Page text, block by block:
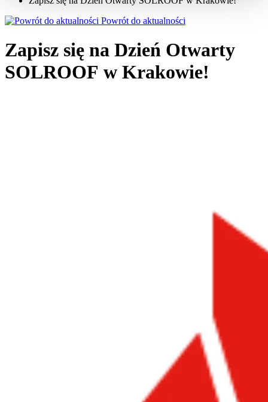
Powrót do aktualności
Zapisz się na Dzień Otwarty
SOLROOF w Krakowie!